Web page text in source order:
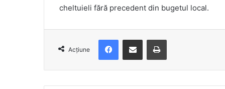
cheltuieli fără precedent din bugetul local.
Acțiune
FacebookDistribuie prin e-mail Imprimare